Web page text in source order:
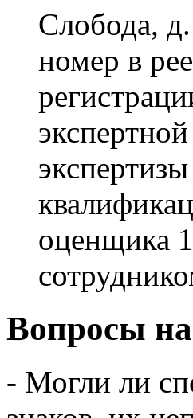
Слобода,
номер в
оценщика
Вопросы
- Могли ли